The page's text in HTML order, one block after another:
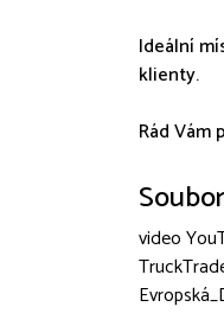
Ideální
klienty.
Rád Vám
video